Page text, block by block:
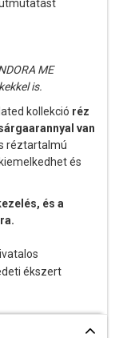
ME
is.
kollekció réz
van
réztartalmú
és
és a
ékszert